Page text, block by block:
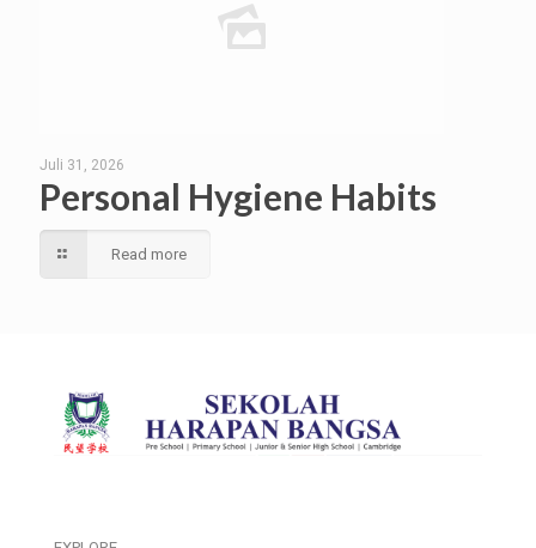
Juli 31, 2026
Personal Hygiene Habits
Read more